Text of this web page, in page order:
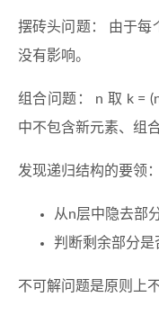
摆砖头问题： 由于每
没有影响。
组合问题： n 取 k =
中不包含新元素、组
发现递归结构的要领：
从n层中隐去部
判断剩余部分是
不可解问题是原则上